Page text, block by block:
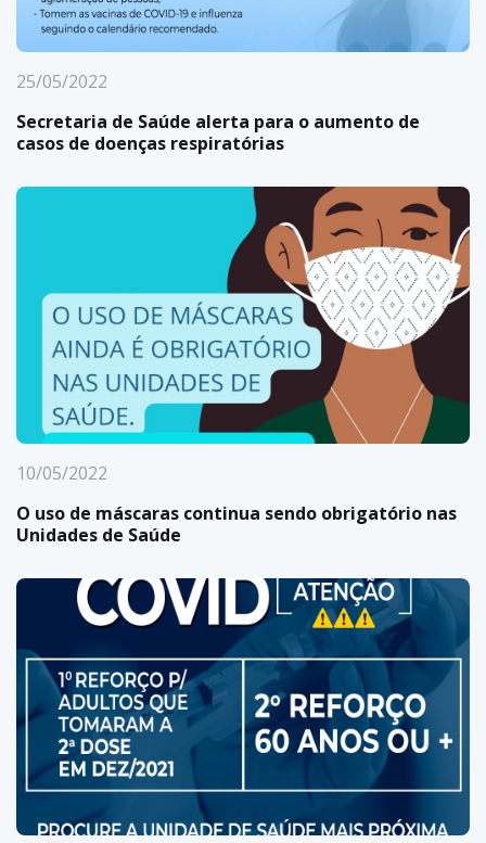
25/05/2022
Secretaria de Saúde alerta para o aumento de
casos de doenças respiratórias
10/05/2022
O uso de máscaras continua sendo obrigatório nas
Unidades de Saúde